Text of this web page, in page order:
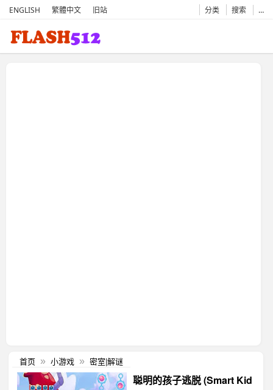
ENGLISH 繁體中文 旧站 分类 搜索 …
首页 » 小游戏 » 密室|解谜
聪明的孩子逃脱 (Smart Kid